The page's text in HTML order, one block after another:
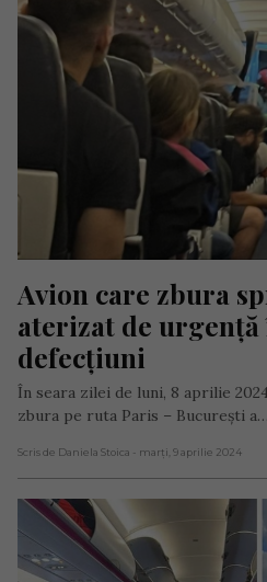
Avion care zbura
aterizat de
defecțiuni
În seara zilei de luni, 8 aprilie
zbura pe ruta Paris – București a…
Scris de Daniela Stoica - marți, 9 aprilie 2024